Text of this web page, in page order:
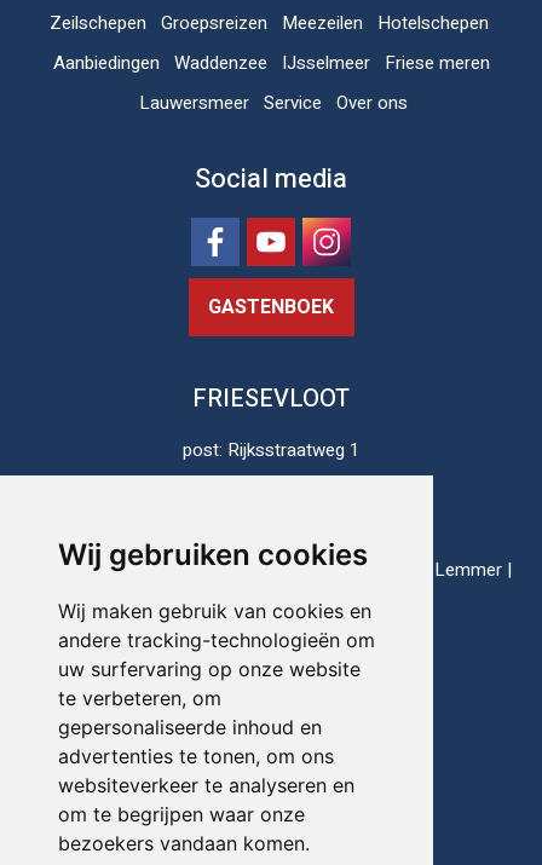
Wij gebruiken cookies
Wij maken gebruik van cookies en
andere tracking-technologieën om
uw surfervaring op onze website
te verbeteren, om
gepersonaliseerde inhoud en
advertenties te tonen, om ons
websiteverkeer te analyseren en
om te begrijpen waar onze
bezoekers vandaan komen.
Social media
GASTENBOEK
FRIESEVLOOT
post: Rijksstraatweg 1
thuishavens: Enkhuizen | Harlingen | Lauwersoog | Lemmer |
Makkum | Stavoren
Telefoon:
E-mail:info@friesevloot.nl
Zeilschepen Groepsreizen Meezeilen
Hotelschepen
Aanbiedingen Waddenzee IJsselmeer
Friese meren
Lauwersmeer Service Over ons
© FRIESEVLOOT 2026